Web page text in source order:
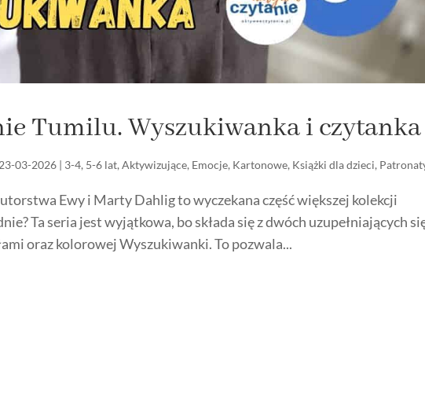
Tumilu. Wyszukiwanka i czytanka
23-03-2026 | 3-4, 5-6 lat,Aktywizujące, Emocje, Kartonowe, Książki dla dzieci,
Ewy i Marty Dahlig to wyczekana część większej kolekcji
Ta seria jest wyjątkowa, bo składa się z dwóch uzupełniających
oraz kolorowej Wyszukiwanki. To pozwala...